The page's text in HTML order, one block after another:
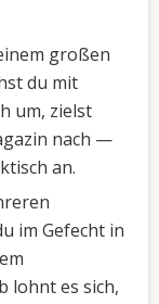
großen
du mit
um, zielst
nach —
an.
im Gefecht in
lohnt es sich,